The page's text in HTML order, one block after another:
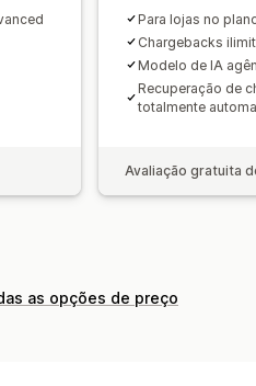
Para lojas no
Chargebacks
Modelo de IA
Recuperação de
totalmente
Avaliação gratuita
as opções de preço